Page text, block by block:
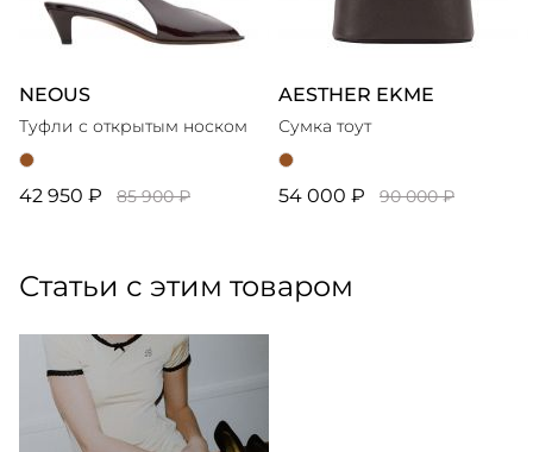
NEOUS
Туфли с открытым носком
42 950 ₽ 85 900 ₽
AESTHER EKME
Сумка тоут
54 000 ₽ 90 000 ₽
Статьи с этим товаром